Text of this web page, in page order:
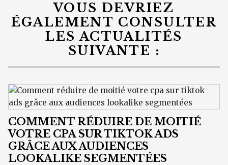
VOUS DEVRIEZ
ÉGALEMENT CONSULTER
LES ACTUALITÉS
SUIVANTE :
COMMENT RÉDUIRE DE MOITIÉ
VOTRE CPA SUR TIKTOK ADS
GRÂCE AUX AUDIENCES
LOOKALIKE SEGMENTÉES